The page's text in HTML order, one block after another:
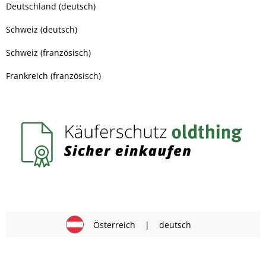
Deutschland (deutsch)
Schweiz (deutsch)
Schweiz (französisch)
Frankreich (französisch)
Österreich | deutsch